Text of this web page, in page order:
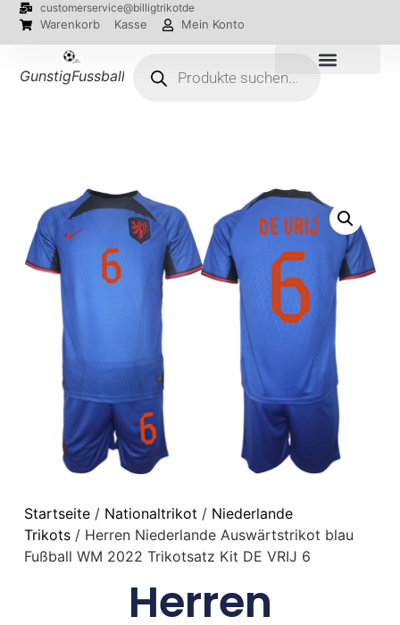
customerservice@billigtrikotde
Warenkorb Kasse Mein Konto
GunstigFussballTrikot
Startseite/ Nationaltrikot / Niederlande
Trikots/ Herren Niederlande Auswärtstrikot blau
Fußball WM 2022 Trikotsatz Kit DE VRIJ 6
Herren